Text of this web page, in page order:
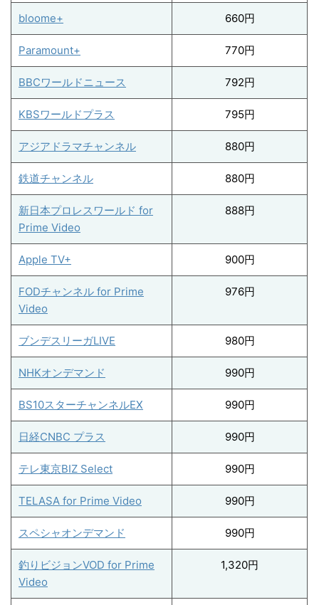
bloome+ 660円
Paramount+ 770円
BBCワールドニュース 792円
KBSワールドプラス 795円
アジアドラマチャンネル 880円
鉄道チャンネル 880円
新日本プロレスワールド for
Prime Video
888円
Apple TV+ 900円
FODチャンネル for Prime
Video
976円
ブンデスリーガLIVE 980円
NHKオンデマンド 990円
BS10スターチャンネルEX 990円
日経CNBC プラス 990円
テレ東京BIZ Select 990円
TELASA for Prime Video 990円
スペシャオンデマンド 990円
釣りビジョンVOD for Prime
Video
1,320円